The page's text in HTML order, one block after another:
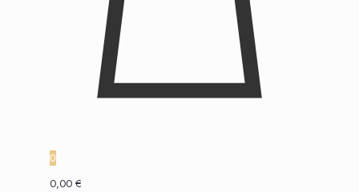
0
0,00 €